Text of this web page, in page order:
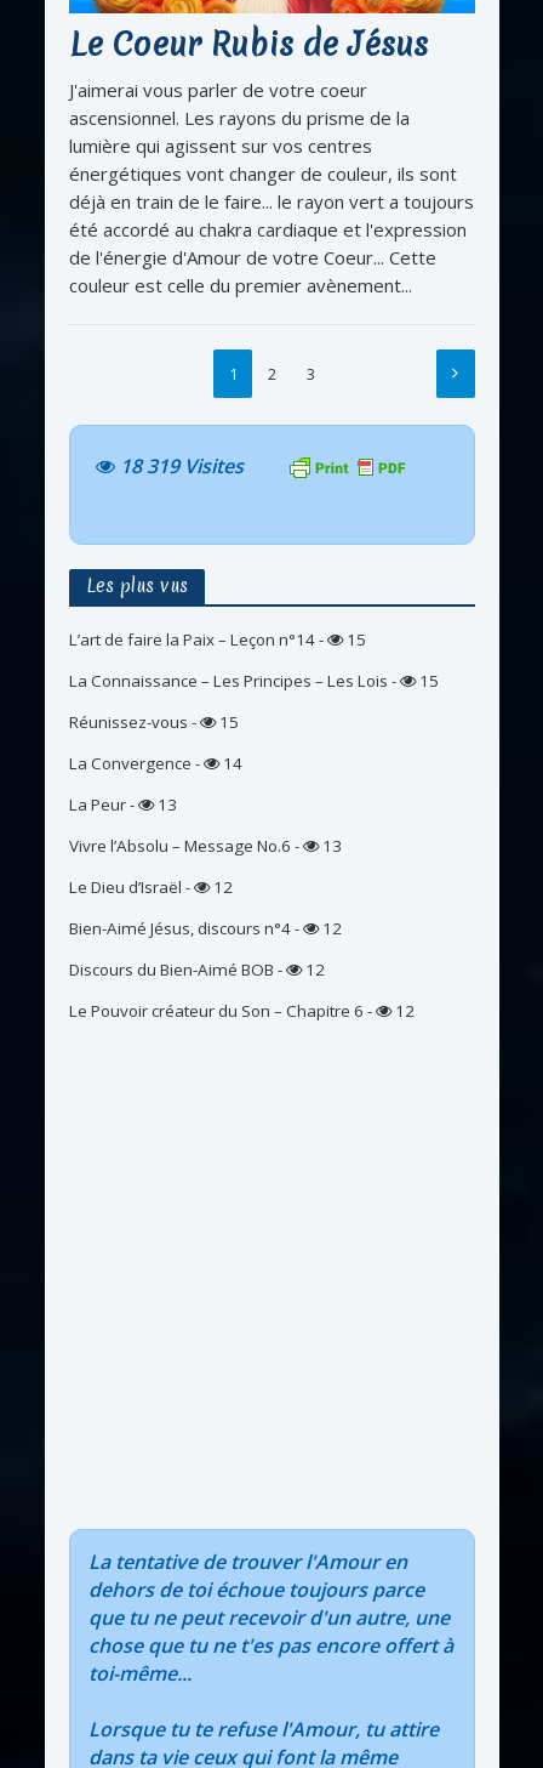
Le Coeur Rubis de Jésus
J'aimerai vous parler de votre coeur
ascensionnel. Les rayons du prisme de la
lumière qui agissent sur vos centres
énergétiques vont changer de couleur, ils sont
déjà en train de le faire... le rayon vert a toujours
été accordé au chakra cardiaque et l'expression
de l'énergie d'Amour de votre Coeur... Cette
couleur est celle du premier avènement...
1 2 3
18 319 Visites
Les plus vus
L’art de faire la Paix – Leçon n°14-
15
La Connaissance – Les Principes – Les Lois -
15
Réunissez-vous -
15
La Convergence -
14
La Peur-
13
Vivre l’Absolu – Message No.6 -
13
Le Dieu d’Israël -
12
Bien-Aimé Jésus, discours n°4-
12
Discours du Bien-Aimé BOB -
12
Le Pouvoir créateur du Son – Chapitre 6 - 12
La tentative de trouver l'Amour en
dehors de toi échoue toujours parce
que tu ne peut recevoir d'un autre, une
chose que tu ne t'es pas encore offert à
toi-même...
Lorsque tu te refuse l'Amour, tu attire
dans ta vie ceux qui font la même